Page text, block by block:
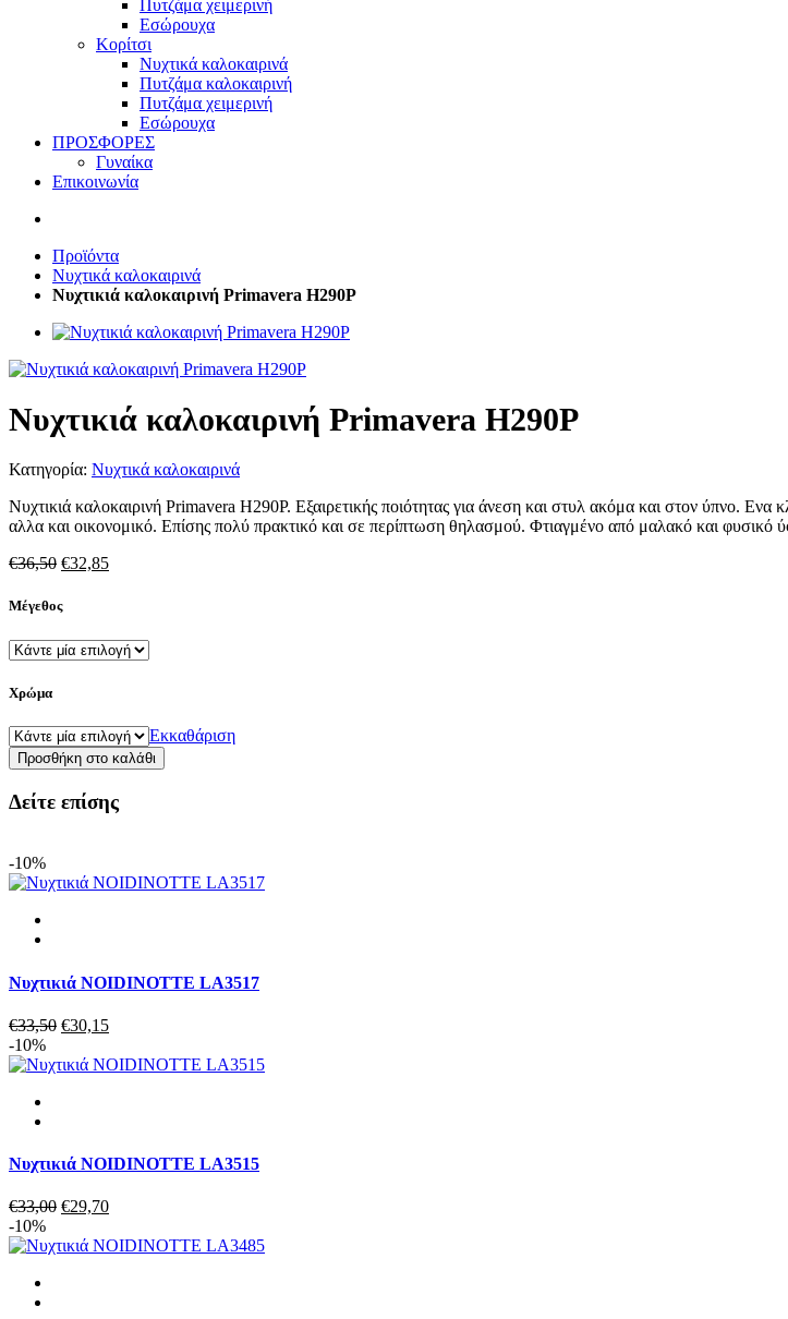
Πυτζάμα χειμερινή
Εσώρουχα
Κορίτσι
Νυχτικά καλοκαιρινά
Πυτζάμα καλοκαιρινή
Πυτζάμα χειμερινή
Εσώρουχα
ΠΡΟΣΦΟΡΕΣ
Γυναίκα
Επικοινωνία
Προϊόντα
Νυχτικά καλοκαιρινά
Νυχτικιά καλοκαιρινή Primavera H290P
Νυχτικιά καλοκαιρινή Primavera H290P
Κατηγορία: Νυχτικά καλοκαιρινά
Νυχτικιά καλοκαιρινή Primavera H290P. Εξαιρετικής ποιότητας για άνεση και στυλ ακόμα και στον ύπνο.
αλλα και οικονομικό. Επίσης πολύ πρακτικό και σε περίπτωση θηλασμού. Φτιαγμένο από μαλακό και
€36,50 Original
was:
€32,85Η
€32,85.
Μέγεθος
Χρώμα
Εκκαθάριση
Νυχτικιά
καλοκαιρινή
Primavera
H290P
Προσθήκη στο καλάθι
Δείτε επίσης
-10%
Νυχτικιά NOIDINOTTE LA3517
€33,50 Original
was:
€30,15Η
τιμή
-10%
Νυχτικιά NOIDINOTTE LA3515
€33,00 Original
was:
€29,70Η
τιμή
-10%